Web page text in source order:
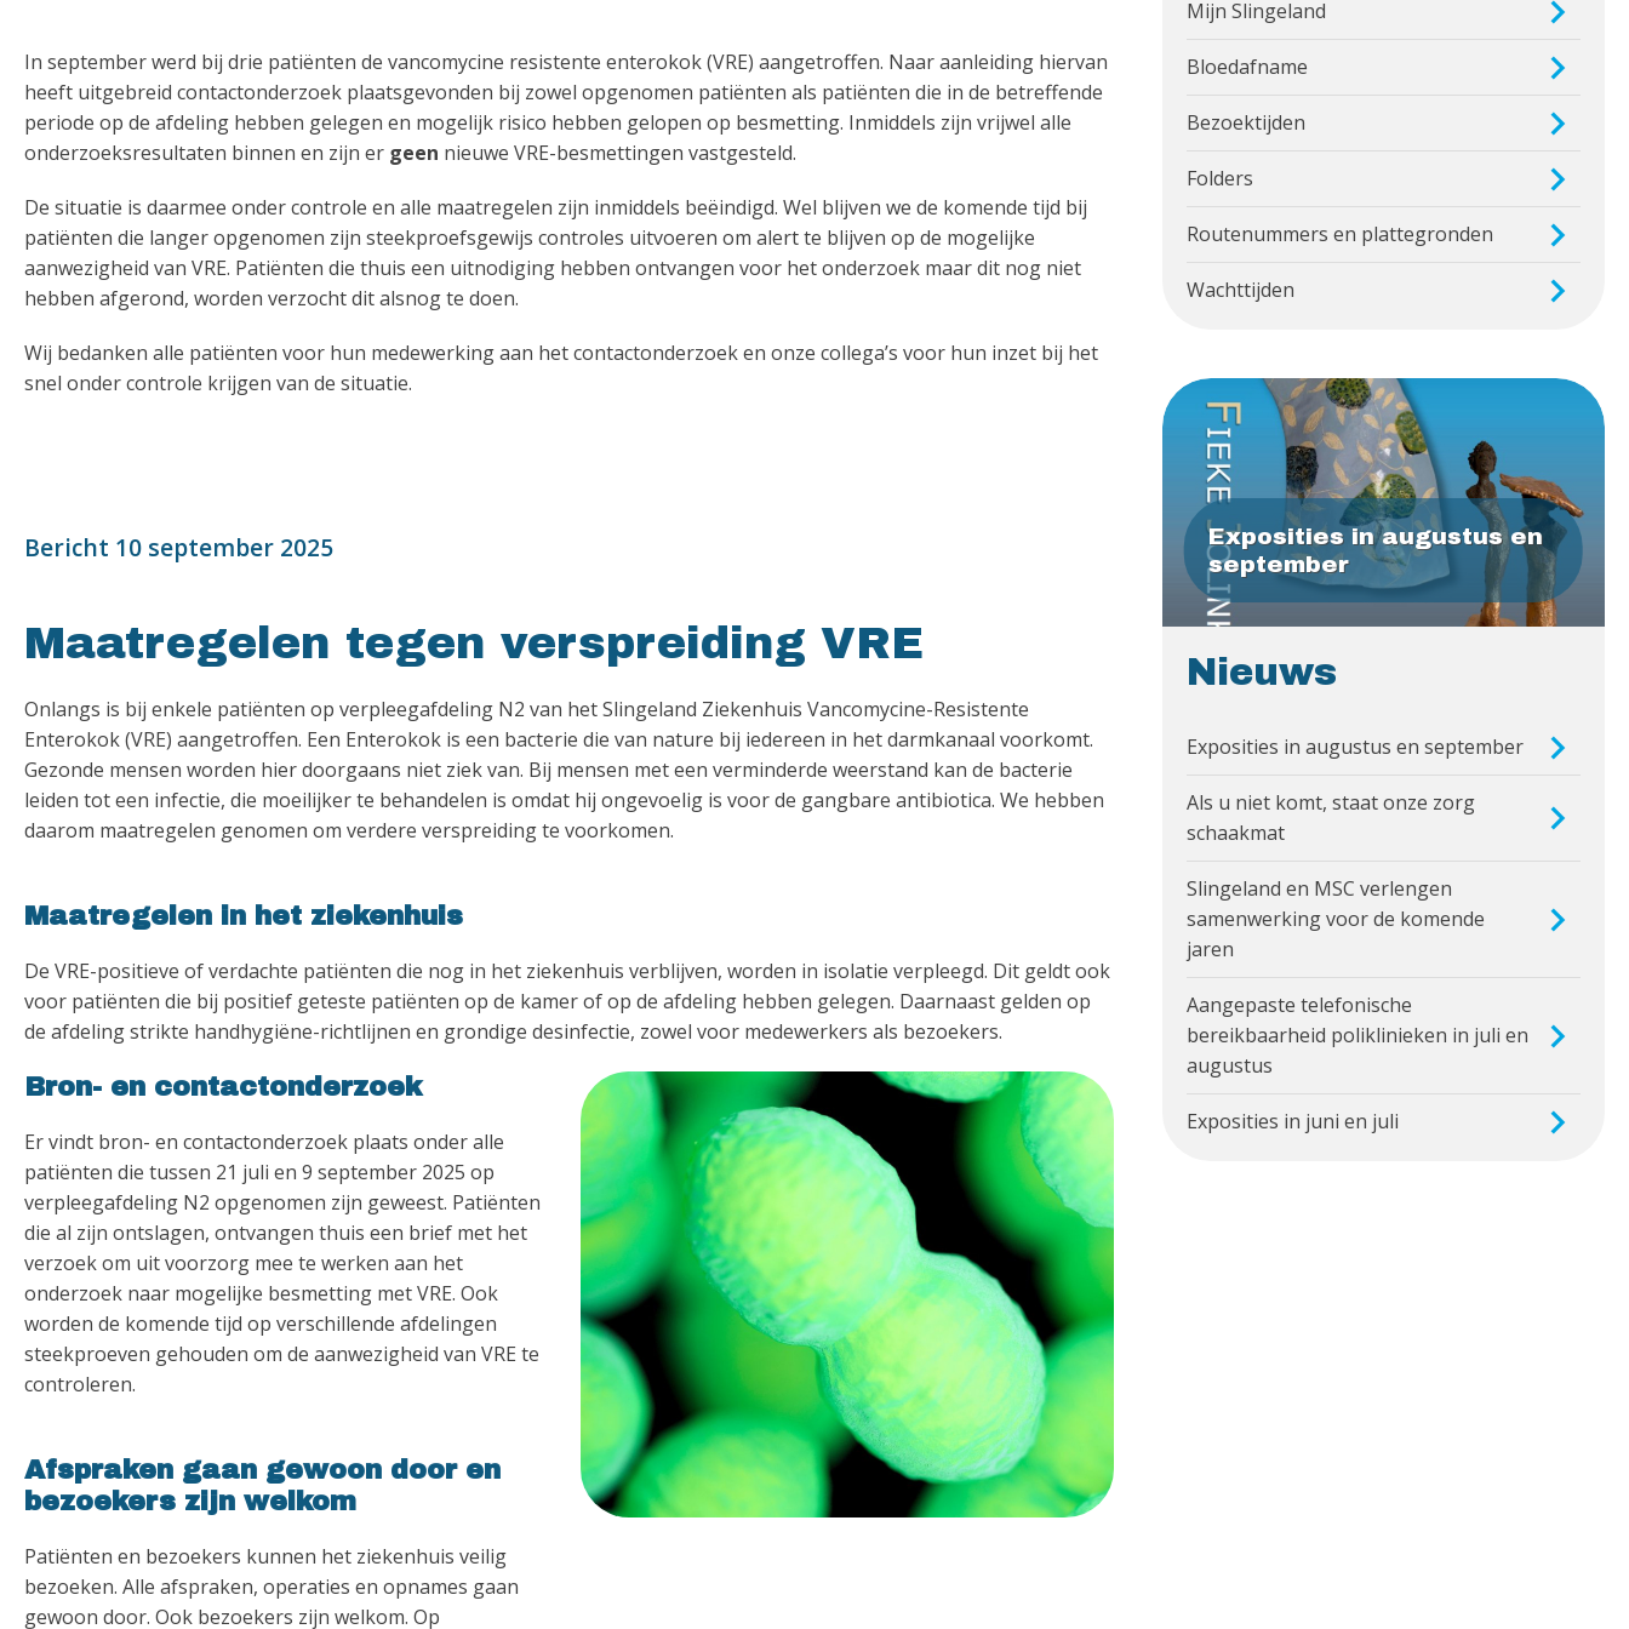
In september werd bij drie patiënten de vancomycine resistente enterokok (VRE) aangetroffen. Naar aanleiding hiervan
heeft uitgebreid contactonderzoek plaatsgevonden bij zowel opgenomen patiënten als patiënten die in de betreffende
periode op de afdeling hebben gelegen en mogelijk risico hebben gelopen op besmetting. Inmiddels zijn vrijwel alle
onderzoeksresultaten binnen en zijn er geen nieuwe VRE-besmettingen vastgesteld.
De situatie is daarmee onder controle en alle maatregelen zijn inmiddels beëindigd. Wel blijven we de komende tijd bij
patiënten die langer opgenomen zijn steekproefsgewijs controles uitvoeren om alert te blijven op de mogelijke
aanwezigheid van VRE. Patiënten die thuis een uitnodiging hebben ontvangen voor het onderzoek maar dit nog niet
hebben afgerond, worden verzocht dit alsnog te doen.
Wij bedanken alle patiënten voor hun medewerking aan het contactonderzoek en onze collega’s voor hun inzet bij het
snel onder controle krijgen van de situatie.
Bericht 10 september 2025
Maatregelen tegen verspreiding VRE
Onlangs is bij enkele patiënten op verpleegafdeling N2 van het Slingeland Ziekenhuis Vancomycine-Resistente
Enterokok (VRE) aangetroffen. Een Enterokok is een bacterie die van nature bij iedereen in het darmkanaal voorkomt.
Gezonde mensen worden hier doorgaans niet ziek van. Bij mensen met een verminderde weerstand kan de bacterie
leiden tot een infectie, die moeilijker te behandelen is omdat hij ongevoelig is voor de gangbare antibiotica. We hebben
daarom maatregelen genomen om verdere verspreiding te voorkomen.
Maatregelen in het ziekenhuis
De VRE-positieve of verdachte patiënten die nog in het ziekenhuis verblijven, worden in isolatie verpleegd. Dit geldt ook
voor patiënten die bij positief geteste patiënten op de kamer of op de afdeling hebben gelegen. Daarnaast gelden op
de afdeling strikte handhygiëne-richtlijnen en grondige desinfectie, zowel voor medewerkers als bezoekers.
Bron- en contactonderzoek
Er vindt bron- en contactonderzoek plaats onder alle
patiënten die tussen 21 juli en 9 september 2025 op
verpleegafdeling N2 opgenomen zijn geweest. Patiënten
die al zijn ontslagen, ontvangen thuis een brief met het
verzoek om uit voorzorg mee te werken aan het
onderzoek naar mogelijke besmetting met VRE. Ook
worden de komende tijd op verschillende afdelingen
steekproeven gehouden om de aanwezigheid van VRE te
controleren.
Afspraken gaan gewoon door en
bezoekers zijn welkom
Patiënten en bezoekers kunnen het ziekenhuis veilig
bezoeken. Alle afspraken, operaties en opnames gaan
gewoon door. Ook bezoekers zijn welkom. Op
Mijn Slingeland
Bloedafname
Bezoektijden
Folders
Routenummers en plattegronden
Wachttijden
Exposities in augustus en
september
Nieuws
Exposities in augustus en september
Als u niet komt, staat onze zorg
schaakmat
Slingeland en MSC verlengen
samenwerking voor de komende
jaren
Aangepaste telefonische
bereikbaarheid poliklinieken in juli en
augustus
Exposities in juni en juli